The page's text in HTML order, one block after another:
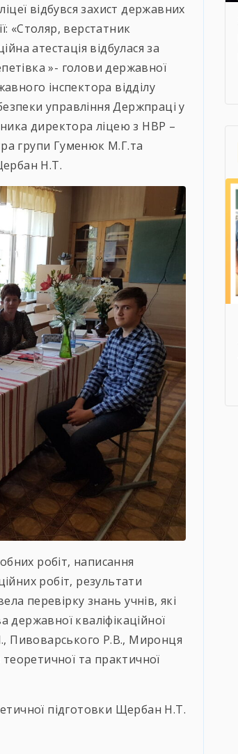
відбувся захист державних
«Столяр, верстатник
атестація відбулася за
»- голови державної
інспектора відділу
управління Держпраці у
директора ліцею з НВР –
групи Гуменюк М.Г.та
Н.Т.
робіт, написання
робіт, результати
перевірку знань учнів, які
державної кваліфікаційної
Пивоварського Р.В., Миронця
та практичної
підготовки Щербан Н.Т.